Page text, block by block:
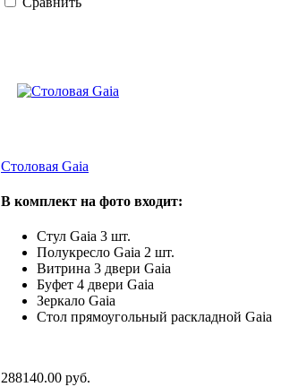
Столовая Gaia
В комплект на фото входит:
Cтул Gaia 3 шт.
Полукресло Gaia 2 шт.
Витрина 3 двери Gaia
Буфет 4 двери Gaia
Зеркало Gaia
Стол прямоугольный раскладной Gaia
288140.00 руб.